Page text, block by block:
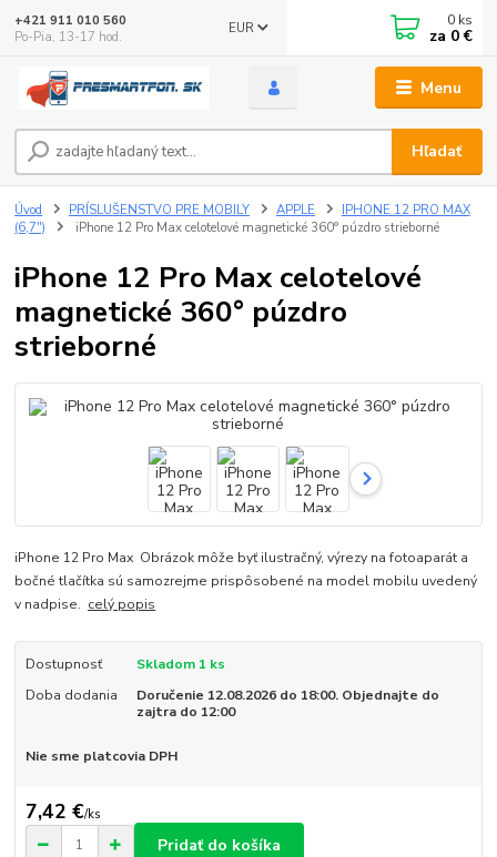
Menu
EUR
Hľadať
+421 911 010 560
Po-Pia, 13-17 hod.
0 ks
za 0 €
Úvod PRÍSLUŠENSTVO PRE MOBILY APPLE
IPHONE 12 PRO MAX
(6,7")
iPhone 12 Pro Max celotelové magnetické 360° púzdro strieborné
iPhone 12 Pro Max celotelové
magnetické 360° púzdro
strieborné
iPhone 12 Pro Max Obrázok môže byť ilustračný, výrezy na fotoaparát a
bočné tlačítka sú samozrejme prispôsobené na model mobilu uvedený
v nadpise. celý popis
Dostupnosť
Skladom 1 ks
Doba dodania
Doručenie 12.08.2026 do 18:00. Objednajte do
zajtra do 12:00
Nie sme platcovia DPH
7,42 €/ks
Pridať do košíka